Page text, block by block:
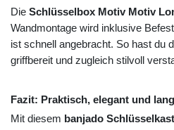
Die Schlüsselbox Motiv Motiv
Wandmontage wird inklusive
ist schnell angebracht. So hast du
griffbereit und zugleich stilvoll
Fazit: Praktisch, elegant und
Mit diesem banjado